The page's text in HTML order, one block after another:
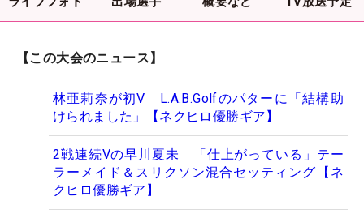
【この大会のニュース】
林亜莉奈が初V L.A.B.Golfのパターに「結構助
けられました」【ネクヒロ優勝ギア】
2戦連続Vの早川夏未 「仕上がっている」テー
ラーメイド＆スリクソン混合セッティング【ネ
クヒロ優勝ギア】